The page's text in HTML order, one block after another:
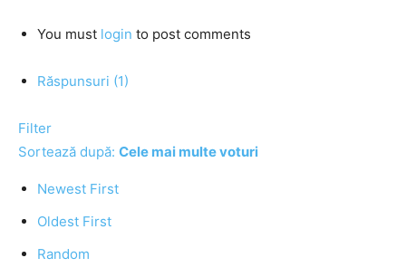
You must login to post comments
Răspunsuri (1)
Filter
Sortează după: Cele mai multe voturi
Newest First
Oldest First
Random